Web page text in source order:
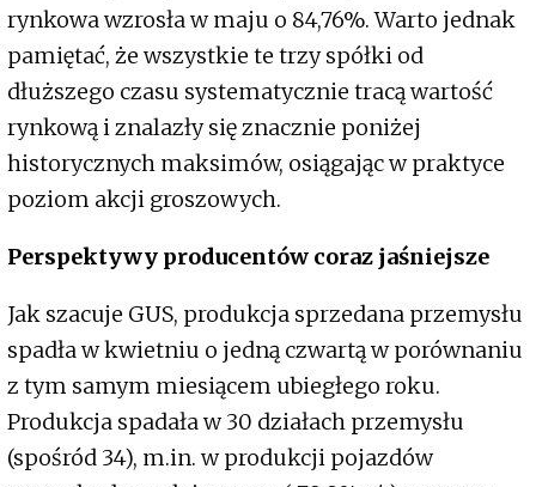
rynkowa wzrosła w maju o 84,76%. Warto jednak
pamiętać, że wszystkie te trzy spółki od
dłuższego czasu systematycznie tracą wartość
rynkową i znalazły się znacznie poniżej
historycznych maksimów, osiągając w praktyce
poziom akcji groszowych.
Perspektywy producentów coraz jaśniejsze
Jak szacuje GUS, produkcja sprzedana przemysłu
spadła w kwietniu o jedną czwartą w porównaniu
z tym samym miesiącem ubiegłego roku.
Produkcja spadała w 30 działach przemysłu
(spośród 34), m.in. w produkcji pojazdów